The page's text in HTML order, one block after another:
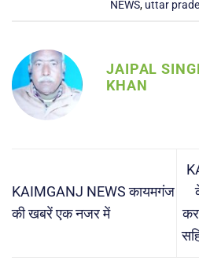
NEWS, uttar
JAIPAL
KHAN
KAIMGANJ NEWS कायमगंज
की खबरें एक नजर में